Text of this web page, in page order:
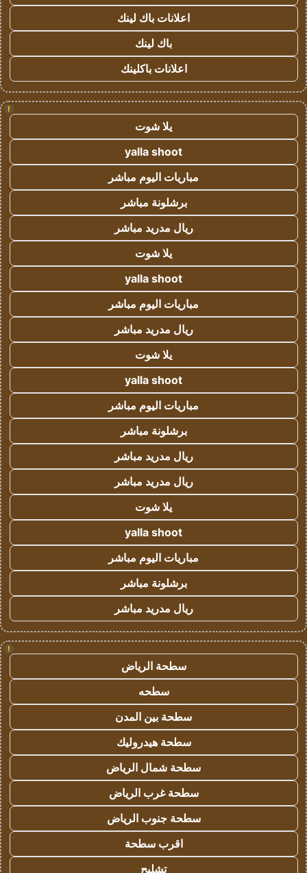
اعلانات باك لينك
باك لينك
اعلانات باكلينك
!
يلا شوت
yalla shoot
مباريات اليوم مباشر
برشلونة مباشر
ريال مدريد مباشر
يلا شوت
yalla shoot
مباريات اليوم مباشر
ريال مدريد مباشر
يلا شوت
yalla shoot
مباريات اليوم مباشر
برشلونة مباشر
ريال مدريد مباشر
ريال مدريد مباشر
يلا شوت
yalla shoot
مباريات اليوم مباشر
برشلونة مباشر
ريال مدريد مباشر
!
سطحة الرياض
سطحه
سطحة بين المدن
سطحة هيدروليك
سطحة شمال الرياض
سطحة غرب الرياض
سطحة جنوب الرياض
اقرب سطحة
تشليح